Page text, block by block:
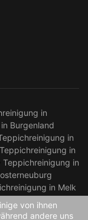
in
Burgenland
in
Teppichreinigung in
Teppichreinigung in
in Melk
in Amstetten
Teppichreinigung in
von ihnen
andere uns